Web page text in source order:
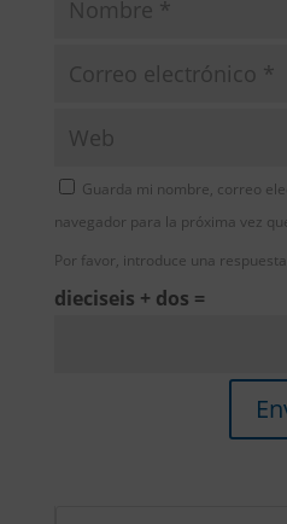
Guarda mi nombre, correo
navegador para la próxima vez
Por favor, introduce una
dieciseis + dos =